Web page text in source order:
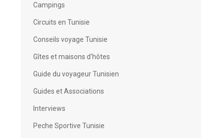
Campings
Circuits en Tunisie
Conseils voyage Tunisie
Gîtes et maisons d'hôtes
Guide du voyageur Tunisien
Guides et Associations
Interviews
Peche Sportive Tunisie